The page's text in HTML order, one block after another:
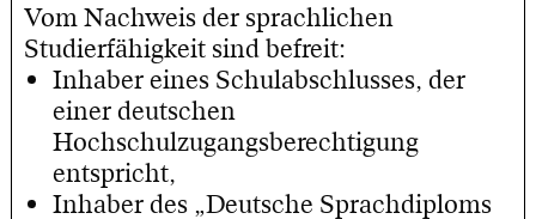
Vom Nachweis der sprachlichen
Studierfähigkeit sind befreit:
Inhaber eines Schulabschlusses, der
einer deutschen
Hochschulzugangsberechtigung
entspricht,
Inhaber des „Deutsche Sprachdiploms